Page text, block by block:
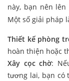
này, bạn nên
Một số giải pháp
Thiết kế phòng
hoàn thiện hoặc
Xây cọc chờ:
tương lai, bạn có